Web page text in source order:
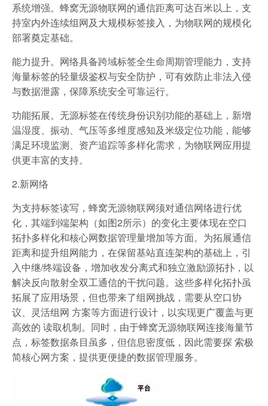
系统增强。蜂窝无源物联网的通信距离可达百米以上，支
持室内外连续组网及大规模标签接入，为物联网的规模化
部署奠定基础。
能力提升。网络具备跨域标签全生命周期管理能力，支持
海量标签的轻量级鉴权与安全防护，可有效防止非法入侵
与数据泄露，保障系统安全可靠运行。
功能拓展。无源标签在传统身份识别功能的基础上，新增
温湿度、振动、气压等多维度感知及米级定位功能，能够
满足环境监测、资产追踪等多样化需求，为物联网应用提
供更丰富的支持。
2.新网络
为支持标签读写，蜂窝无源物联网须对通信网络进行优
化，其端到端架构（如图2所示）的变化主要体现在空口
拓扑多样化和核心网数据管理量增加等方面。为拓展通信
距离和提升组网能力，在保留基站直连架构的基础上，引
入中继/终端设备，增加收发分离式和独立激励源拓扑，以
解决反向散射全双工通信的干扰问题。这些多样化拓扑虽
拓展了应用场景，但也带来了组网挑战，需要从空口协
议、灵活组网 方案等方面进行设计，以实现更广覆盖与更
高效的 读取机制。同时，由于蜂窝无源物联网连接海量节
点，标签数据条目虽多，但信息密度低，因此需要探 索极
简核心网方案，提供更便捷的数据管理服务。